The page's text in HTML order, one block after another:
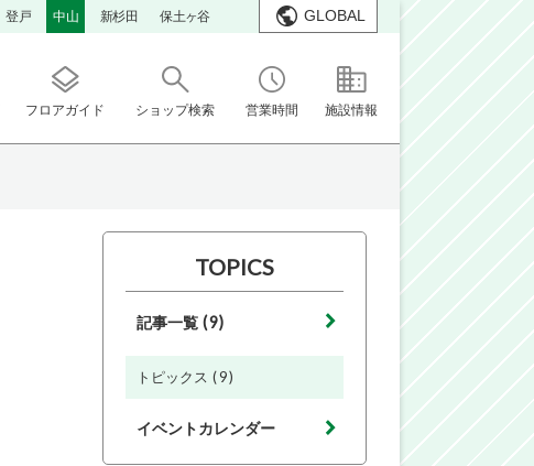
登戸 中山 新杉田 保土ヶ谷 GLOBAL
フロアガイド ショップ検索 営業時間 施設情報
TOPICS
記事一覧 (9)
トピックス (9)
イベントカレンダー